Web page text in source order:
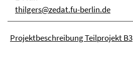
thilgers@zedat.fu-berlin.de
Projektbeschreibung Teilprojekt B3